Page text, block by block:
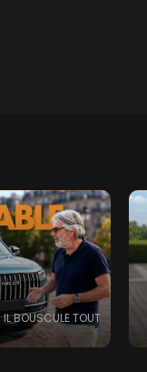
BOUSCULE TOUT